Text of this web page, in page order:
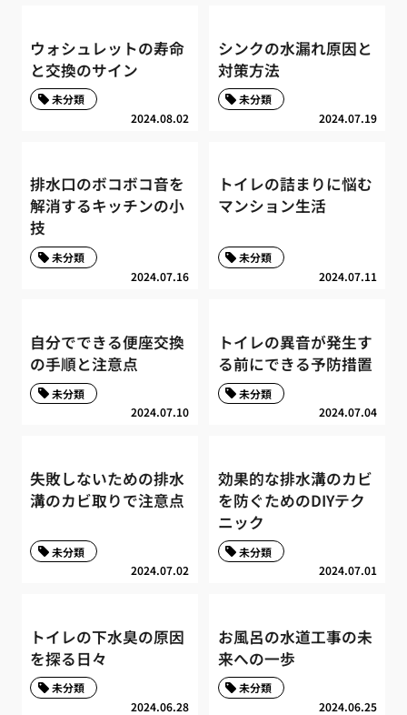
ウォシュレットの寿命
と交換のサイン
2024.08.02
未分類
シンクの水漏れ原因と
対策方法
2024.07.19
未分類
排水口のボコボコ音を
解消するキッチンの小
技
2024.07.16
未分類
トイレの詰まりに悩む
マンション生活
2024.07.11
未分類
自分でできる便座交換
の手順と注意点
2024.07.10
未分類
トイレの異音が発生す
る前にできる予防措置
2024.07.04
未分類
失敗しないための排水
溝のカビ取りで注意点
2024.07.02
未分類
効果的な排水溝のカビ
を防ぐためのDIYテク
ニック
2024.07.01
未分類
トイレの下水臭の原因
を探る日々
2024.06.28
未分類
お風呂の水道工事の未
来への一歩
2024.06.25
未分類